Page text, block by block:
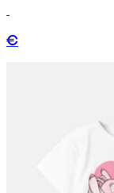
€